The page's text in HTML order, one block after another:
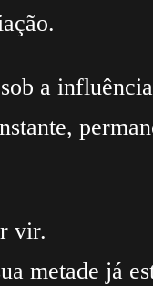
a
vir.
metade já